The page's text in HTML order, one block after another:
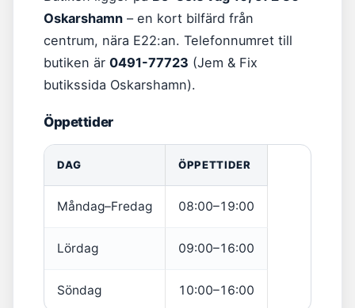
Oskarshamn – en kort bilfärd från
centrum, nära E22:an. Telefonnumret till
butiken är 0491-77723 (Jem & Fix
butikssida Oskarshamn).
Öppettider
DAG ÖPPETTIDER
Måndag–Fredag 08:00–19:00
Lördag 09:00–16:00
Söndag 10:00–16:00